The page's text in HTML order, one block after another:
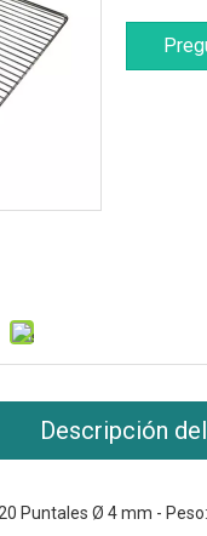
Descripción
Puntales Ø 4 mm -